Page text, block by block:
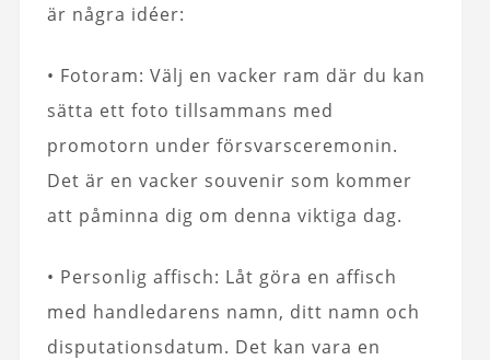
är några idéer:
• Fotoram: Välj en vacker ram där du kan
sätta ett foto tillsammans med
promotorn under försvarsceremonin.
Det är en vacker souvenir som kommer
att påminna dig om denna viktiga dag.
• Personlig affisch: Låt göra en affisch
med handledarens namn, ditt namn och
disputationsdatum. Det kan vara en